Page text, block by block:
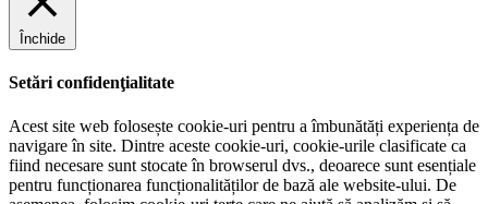
Închide
Setări confidenţialitate
Acest site web folosește cookie-uri pentru a îmbunătăți experiența de
navigare în site. Dintre aceste cookie-uri, cookie-urile clasificate ca
fiind necesare sunt stocate în browserul dvs., deoarece sunt esențiale
pentru funcționarea funcționalităților de bază ale website-ului. De